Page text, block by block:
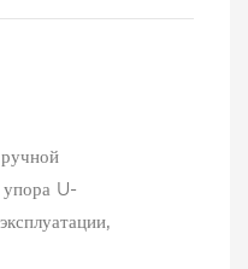
упора U-